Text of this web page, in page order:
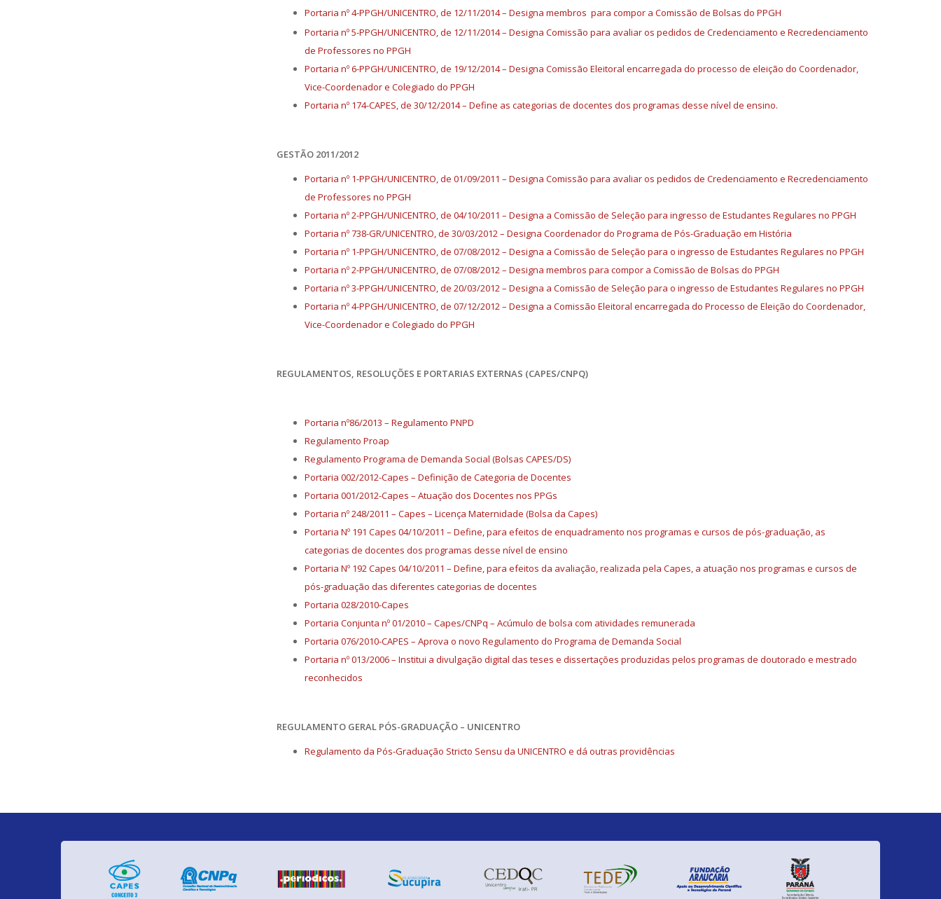
Portaria nº 4-PPGH/UNICENTRO, de 12/11/2014 – Designa membros para compor a Comissão de Bolsas do PPGH
Portaria nº 5-PPGH/UNICENTRO, de 12/11/2014 – Designa Comissão para avaliar os pedidos de Credenciamento e Recredenciamento
de Professores no PPGH
Portaria nº 6-PPGH/UNICENTRO, de 19/12/2014 – Designa Comissão Eleitoral encarregada do processo de eleição do Coordenador,
Vice-Coordenador e Colegiado do PPGH
Portaria nº 174-CAPES, de 30/12/2014 – Define as categorias de docentes dos programas desse nível de ensino.
GESTÃO 2011/2012
Portaria nº 1-PPGH/UNICENTRO, de 01/09/2011 – Designa Comissão para avaliar os pedidos de Credenciamento e Recredenciamento
de Professores no PPGH
Portaria nº 2-PPGH/UNICENTRO, de 04/10/2011 – Designa a Comissão de Seleção para ingresso de Estudantes Regulares no PPGH
Portaria nº 738-GR/UNICENTRO, de 30/03/2012 – Designa Coordenador do Programa de Pós-Graduação em História
Portaria nº 1-PPGH/UNICENTRO, de 07/08/2012 – Designa a Comissão de Seleção para o ingresso de Estudantes Regulares no PPGH
Portaria nº 2-PPGH/UNICENTRO, de 07/08/2012 – Designa membros para compor a Comissão de Bolsas do PPGH
Portaria nº 3-PPGH/UNICENTRO, de 20/03/2012 – Designa a Comissão de Seleção para o ingresso de Estudantes Regulares no PPGH
Portaria nº 4-PPGH/UNICENTRO, de 07/12/2012 – Designa a Comissão Eleitoral encarregada do Processo de Eleição do Coordenador,
Vice-Coordenador e Colegiado do PPGH
REGULAMENTOS, RESOLUÇÕES E PORTARIAS EXTERNAS (CAPES/CNPQ)
Portaria nº86/2013 – Regulamento PNPD
Regulamento Proap
Regulamento Programa de Demanda Social (Bolsas CAPES/DS)
Portaria 002/2012-Capes – Definição de Categoria de Docentes
Portaria 001/2012-Capes – Atuação dos Docentes nos PPGs
Portaria nº 248/2011 – Capes – Licença Maternidade (Bolsa da Capes)
Portaria Nº 191 Capes 04/10/2011 – Define, para efeitos de enquadramento nos programas e cursos de pós-graduação, as
categorias de docentes dos programas desse nível de ensino
Portaria Nº 192 Capes 04/10/2011 – Define, para efeitos da avaliação, realizada pela Capes, a atuação nos programas e cursos de
pós-graduação das diferentes categorias de docentes
Portaria 028/2010-Capes
Portaria Conjunta nº 01/2010 – Capes/CNPq – Acúmulo de bolsa com atividades remunerada
Portaria 076/2010-CAPES – Aprova o novo Regulamento do Programa de Demanda Social
Portaria nº 013/2006 – Institui a divulgação digital das teses e dissertações produzidas pelos programas de doutorado e mestrado
reconhecidos
REGULAMENTO GERAL PÓS-GRADUAÇÃO – UNICENTRO
Regulamento da Pós-Graduação Stricto Sensu da UNICENTRO e dá outras providências